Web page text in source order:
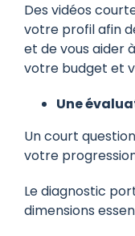
Des vidéos
votre profil afin
et de vous aider
votre budget et
Une
Un court
votre
Le diagnostic
dimensions